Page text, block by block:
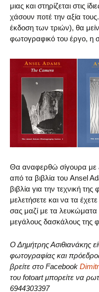
μιας και στηρίζεται στις
χάσουν ποτέ την αξία
έκδοση των τριών), θα
φωτογραφικό του έργο, η
Θα αναφερθώ σίγουρα με
από τα βιβλία του Ansel
βιβλία για την τεχνική
μελετήσετε και να τα
σας μαζί με τα
μεγάλους δασκάλους της
Ο Δημήτρης Ασιθιανάκης
φωτογραφίας και
βρείτε στο Facebook
του fotoart μπορείτε να
6944303397